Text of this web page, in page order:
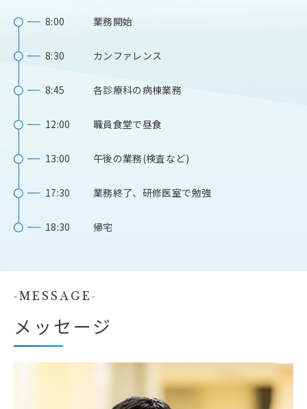
8:00 業務開始
8:30 カンファレンス
8:45 各診療科の病棟業務
12:00 職員食堂で昼食
13:00 午後の業務(検査など)
17:30 業務終了、研修医室で勉強
18:30 帰宅
MESSAGE
メッセージ